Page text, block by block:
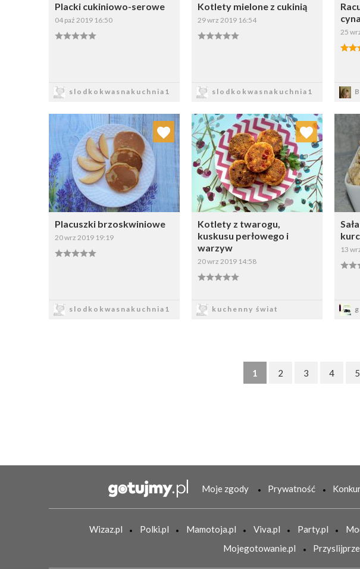
Placki cukiniowo-serowe
04 paź 2019 16:50
slodkokwasnakuchnia1
Kotlety mielone z cukinią
29 wrz 2019 16:54
slodkokwasnakuchnia1
25
Placuszki brzoskwiniowe
20 wrz 2019 19:19
slodkokwasnakuchnia1
Dodaj do ulubionych
Wybierz listę:
Kotlety z twarogu,
kuskusu perłowego i
warzyw
20 wrz 2019 14:58
kuchenny świat
Dodaj do ulubionych
Wybierz listę:
13
1 2 3 4 5
Moje zgody Prywatność
Wizaz.pl Polki.pl Mamotoja.pl Viva.pl Party.pl
Mojegotowanie.pl